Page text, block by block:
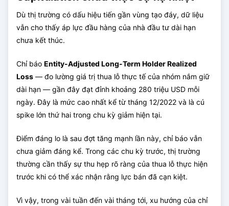
Dù thị trường có dấu hiệu tiến gần vùng tạo đáy, dữ liệu
vẫn cho thấy áp lực đầu hàng của nhà đầu tư dài hạn
chưa kết thúc.
Chỉ báo Entity-Adjusted Long-Term Holder Realized
Loss — đo lường giá trị thua lỗ thực tế của nhóm nắm giữ
dài hạn — gần đây đạt đỉnh khoảng 280 triệu USD mỗi
ngày. Đây là mức cao nhất kể từ tháng 12/2022 và là cú
spike lớn thứ hai trong chu kỳ giảm hiện tại.
Điểm đáng lo là sau đợt tăng mạnh lần này, chỉ báo vẫn
chưa giảm đáng kể. Trong các chu kỳ trước, thị trường
thường cần thấy sự thu hẹp rõ ràng của thua lỗ thực hiện
trước khi có thể xác nhận rằng lực bán đã cạn kiệt.
Vì vậy, trong vài tuần đến vài tháng tới, xu hướng của chỉ